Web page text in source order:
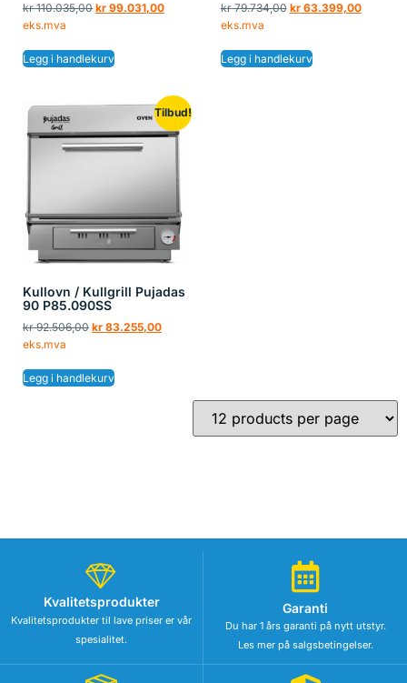
kr110.035,00 kr 99.031,00
eks.mva
Legg i handlekurv
kr79.734,00 kr63.399,00
eks.mva
Legg i handlekurv
Tilbud!
Kullovn / Kullgrill Pujadas
90 P85.090SS
kr92.506,00 kr 83.255,00
eks.mva
Legg i handlekurv
Kvalitetsprodukter
Kvalitetsprodukter til lave priser er vår
spesialitet.
Garanti
Du har 1 års garanti på nytt utstyr.
Les mer på salgsbetingelser.